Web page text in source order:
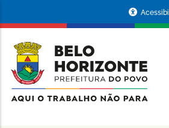
conteúdo
principal
da
Prefeitura
de